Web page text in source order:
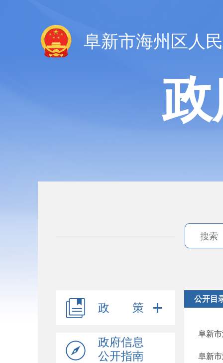
阜新市海州区人
政 策
政府信息
公开指南
公开目
阜新
阜新